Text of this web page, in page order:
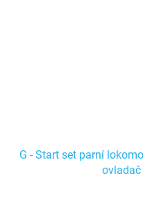
G - Start set parní
ovladač